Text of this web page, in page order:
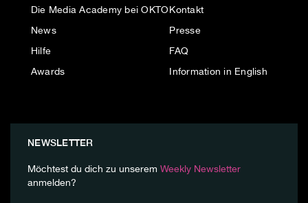
Die Media Academy bei OKTO
News
Hilfe
Awards
Kontakt
Presse
FAQ
Information in English
NEWSLETTER
Möchtest du dich zu unserem Weekly Newsletter
anmelden?